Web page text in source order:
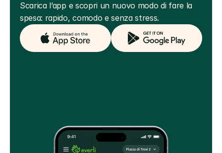
Scarica l’app e scopri un nuovo modo di fare la
spesa: rapido, comodo e senza stress.